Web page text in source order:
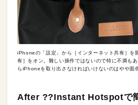
iPhoneの「設定」から［インターネット共有］を
有］をオン。難しい操作ではないので特に不満も
らiPhoneを取り出さなければいけないのはやや面
After ??Instant Hotspotで